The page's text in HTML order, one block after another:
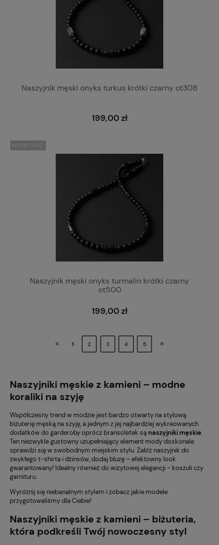
Naszyjnik męski onyks turkus krótki czarny ot308
199,00 zł
Naszyjnik męski onyks turmalin krótki czarny
ot500
199,00 zł
NOWOŚĆ
« 1 2 3 4 5 »
Naszyjniki męskie z kamieni – modne
koraliki na szyję
Współczesny trend w modzie jest bardzo otwarty na stylową
biżuterię męską na szyję, a jednym z jej najbardziej wykreowanych
dodatków do garderoby oprócz bransoletek są naszyjniki męskie.
Ten niezwykle gustowny uzupełniający element mody doskonale
sprawdzi się w swobodnym miejskim stylu. Załóż naszyjnik do
zwykłego t-shirta i dżinsów, dodaj bluzę – efektowny look
gwarantowany! Idealny również do wizytowej elegancji - koszuli czy
garnituru.
Wyróżnij się niebanalnym stylem i zobacz jakie modele
przygotowaliśmy dla Ciebie!
Naszyjniki męskie z kamieni – biżuteria,
która podkreśli Twój nowoczesny styl